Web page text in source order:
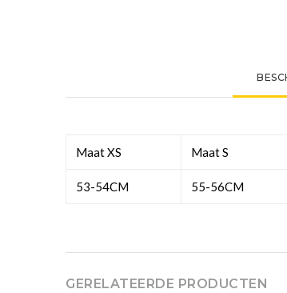
Maat XS Maat S
53-54CM 55-56CM
GERELATEERDE PRODUCTEN